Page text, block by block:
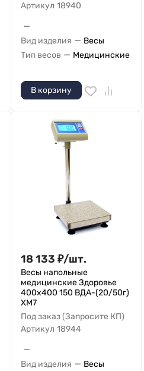
Артикул 18940
—
Вид изделия — Весы
Тип весов — Медицинские
В корзину
18 133 ₽/шт.
Весы напольные
медицинские Здоровье
400x400 150 ВДА-(20/50г)
XM7
Под заказ (Запросите КП)
Артикул 18944
—
Вид изделия — Весы